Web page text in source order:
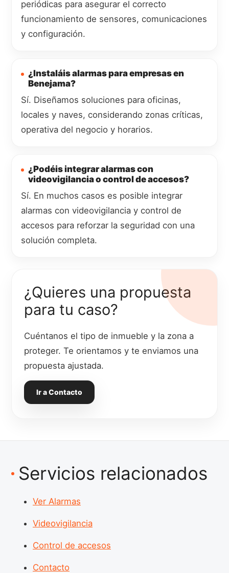
periódicas para asegurar el correcto
funcionamiento de sensores, comunicaciones
y configuración.
¿Instaláis alarmas para empresas en
Benejama?
Sí. Diseñamos soluciones para oficinas,
locales y naves, considerando zonas críticas,
operativa del negocio y horarios.
¿Podéis integrar alarmas con
videovigilancia o control de accesos?
Sí. En muchos casos es posible integrar
alarmas con videovigilancia y control de
accesos para reforzar la seguridad con una
solución completa.
¿Quieres una propuesta
para tu caso?
Cuéntanos el tipo de inmueble y la zona a
proteger. Te orientamos y te enviamos una
propuesta ajustada.
Ir a Contacto
Servicios relacionados
Ver Alarmas
Videovigilancia
Control de accesos
Contacto